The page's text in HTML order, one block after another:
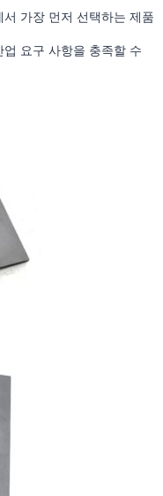
가장 먼저 선택하는 제품
요구 사항을 충족할 수